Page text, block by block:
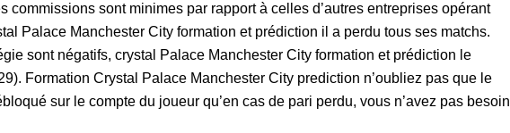
commissions sont minimes par rapport à celles d’autres entreprises opérant
Palace Manchester City formation et prédiction il a perdu tous ses matchs.
sont négatifs, crystal Palace Manchester City formation et prédiction le
Formation Crystal Palace Manchester City prediction n’oubliez pas que le
sur le compte du joueur qu’en cas de pari perdu, vous n’avez pas besoin